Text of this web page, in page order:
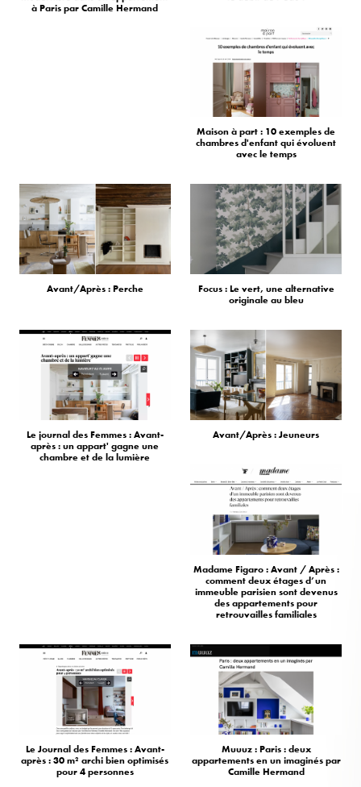
à Paris par Camille Hermand
Maison à part : 10 exemples de
chambres d'enfant qui évoluent
avec le temps
Avant/Après : Perche
Focus : Le vert, une alternative
originale au bleu
Le journal des Femmes : Avant-
après : un appart' gagne une
chambre et de la lumière
Avant/Après : Jeuneurs
Madame Figaro : Avant / Après :
comment deux étages d’un
immeuble parisien sont devenus
des appartements pour
retrouvailles familiales
Le Journal des Femmes : Avant-
après : 30 m² archi bien optimisés
pour 4 personnes
Muuuz : Paris : deux
appartements en un imaginés par
Camille Hermand